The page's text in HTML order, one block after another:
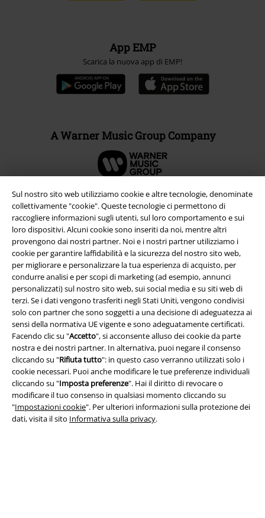
Sul nostro sito web utilizziamo cookie e altre tecnologie, denominate
collettivamente "cookie". Queste tecnologie ci permettono di
raccogliere informazioni sugli utenti, sul loro comportamento e sui
loro dispositivi. Alcuni cookie sono inseriti da noi, mentre altri
provengono dai nostri partner. Noi e i nostri partner utilizziamo i
cookie per garantire laffidabilità e la sicurezza del nostro sito web,
per migliorare e personalizzare la tua esperienza di acquisto, per
condurre analisi e per scopi di marketing (ad esempio, annunci
personalizzati) sul nostro sito web, sui social media e su siti web di
terzi. Se i dati vengono trasferiti negli Stati Uniti, vengono condivisi
solo con partner che sono soggetti a una decisione di adeguatezza ai
sensi della normativa UE vigente e sono adeguatamente certificati.
Facendo clic su "Accetto", si acconsente alluso dei cookie da parte
nostra e dei nostri partner. In alternativa, puoi negare il consenso
cliccando su "Rifiuta tutto": in questo caso verranno utilizzati solo i
cookie necessari. Puoi anche modificare le tue preferenze individuali
cliccando su "Imposta preferenze". Hai il diritto di revocare o
modificare il tuo consenso in qualsiasi momento cliccando su
"Impostazioni cookie". Per ulteriori informazioni sulla protezione dei
dati, visita il sito Informativa sulla privacy.
App EMP
Scarica la nuova app di EMP!
A Warner Music Group Company
Info legali
Termini & Condizioni
Redazione
Legge sulla Privacy
Smaltimento rifiuti e protezione dell’ambiente